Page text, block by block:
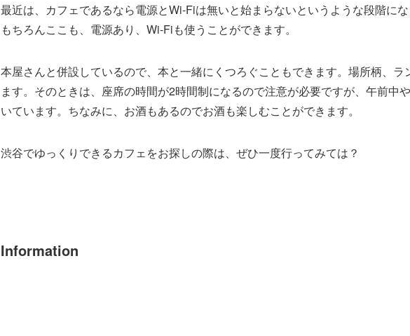
最近は、カフェであるなら電源とWi-Fiは無いと始まらないというような段階に
もちろんここも、電源あり、Wi-Fiも使うことができます。
本屋さんと併設しているので、本と一緒にくつろぐこともできます。場所柄、ラ
ます。そのときは、座席の時間が2時間制になるので注意が必要ですが、午前中
いています。ちなみに、お酒もあるのでお酒も楽しむことができます。
渋谷でゆっくりできるカフェをお探しの際は、ぜひ一度行ってみては？
Information